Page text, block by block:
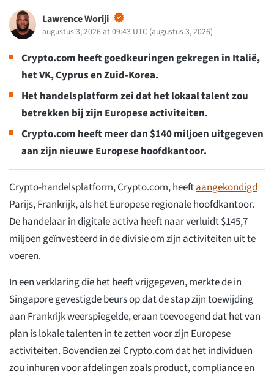
Lawrence Woriji
augustus 3, 2026 at 09:43 UTC (augustus 3, 2026)
Crypto.com heeft goedkeuringen gekregen in Italië,
het VK, Cyprus en Zuid-Korea.
Het handelsplatform zei dat het lokaal talent zou
betrekken bij zijn Europese activiteiten.
Crypto.com heeft meer dan $140 miljoen uitgegeven
aan zijn nieuwe Europese hoofdkantoor.
Crypto-handelsplatform, Crypto.com, heeftaangekondigd
Parijs, Frankrijk, als het Europese regionale hoofdkantoor.
De handelaar in digitale activa heeft naar verluidt $145,7
miljoen geïnvesteerd in de divisie om zijn activiteiten uit te
voeren.
In een verklaring die het heeft vrijgegeven, merkte de in
Singapore gevestigde beurs op dat de stap zijn toewijding
aan Frankrijk weerspiegelde, eraan toevoegend dat het van
plan is lokale talenten in te zetten voor zijn Europese
activiteiten. Bovendien zei Crypto.com dat het individuen
zou inhuren voor afdelingen zoals product, compliance en